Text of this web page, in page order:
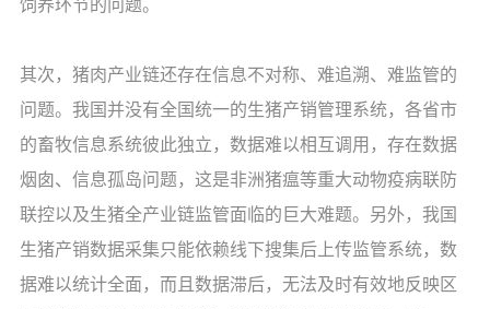
饲养环节的问题。
其次，猪肉产业链还存在信息不对称、难追溯、难监管的
问题。我国并没有全国统一的生猪产销管理系统，各省市
的畜牧信息系统彼此独立，数据难以相互调用，存在数据
烟囱、信息孤岛问题，这是非洲猪瘟等重大动物疫病联防
联控以及生猪全产业链监管面临的巨大难题。另外，我国
生猪产销数据采集只能依赖线下搜集后上传监管系统，数
据难以统计全面，而且数据滞后，无法及时有效地反映区